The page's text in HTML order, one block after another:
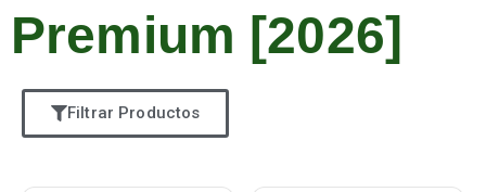
Premium [2026]
Filtrar Productos